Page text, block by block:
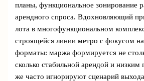
планы, функциональное зонирование
арендного спроса. Вдохновляющий
лота в многофункциональном
строящейся линии метро с фокусом
форматы: маржа формируется не
сколько стабильной арендой и
же часто игнорируют сценарий